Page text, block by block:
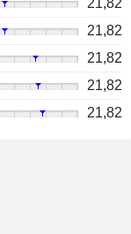
21,82
21,82
21,82
21,82
21,82